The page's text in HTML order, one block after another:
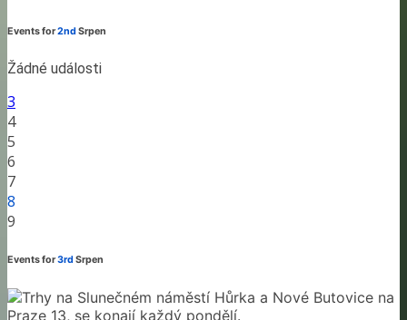
Events for2ndSrpen
Žádné události
3
4
5
6
7
8
9
Events for3rdSrpen